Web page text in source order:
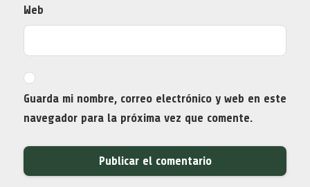
Web
Guarda mi nombre, correo electrónico y web en este
navegador para la próxima vez que comente.